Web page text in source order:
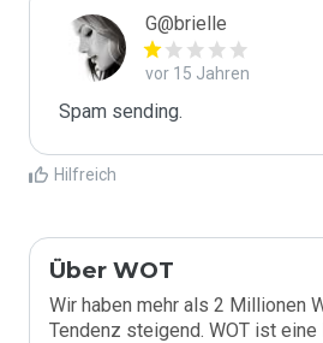
G@brielle
vor 15 Jahren
Spam sending.
Hilfreich
Über WOT
Wir haben mehr als 2 Millionen
Tendenz steigend. WOT ist